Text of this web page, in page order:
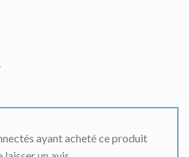
ayant acheté ce produit